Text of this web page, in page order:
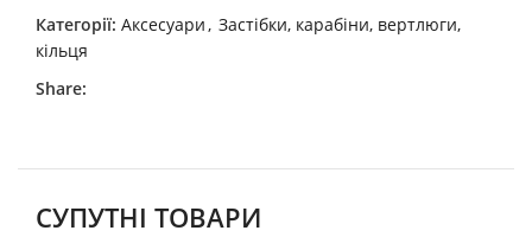
Категорії: Аксесуари, Застібки, карабіни, вертлюги,
кільця
Share:
СУПУТНІ ТОВАРИ